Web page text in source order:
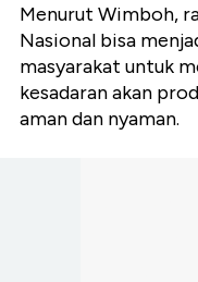
Menurut Wimboh,
Nasional bisa
masyarakat untuk
kesadaran akan
aman dan nyaman.